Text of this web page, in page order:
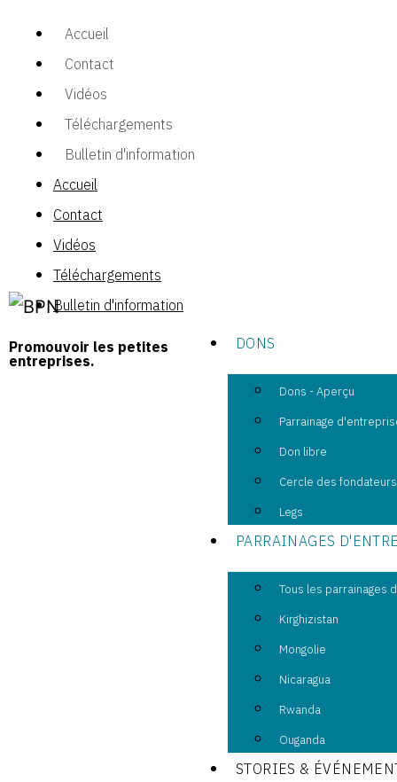
Accueil
Contact
Vidéos
Téléchargements
Bulletin d'information
Accueil
Contact
Vidéos
Téléchargements
Bulletin d'information
Promouvoir les petites
entreprises.
DONS
Dons - Aperçu
Parrainage
Don libre
Cercle des fondateurs
Legs
PARRAINAGES
Tous les parrainages
Kirghizistan
Mongolie
Nicaragua
Rwanda
Ouganda
STORIES &